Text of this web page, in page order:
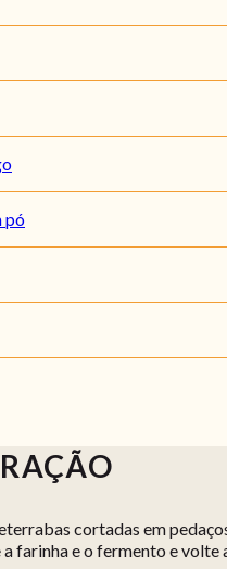
pó
cortadas em
farinha e o fermento e